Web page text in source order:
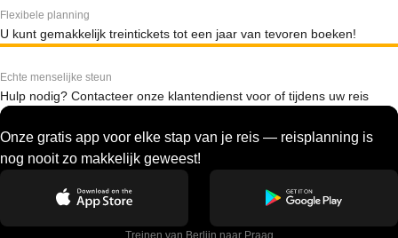
Flexibele planning
U kunt gemakkelijk treintickets tot een jaar van tevoren boeken!
Echte menselijke steun
Hulp nodig? Contacteer onze klantendienst voor of tijdens uw reis
Onze gratis app voor elke stap van je reis — reisplanning is
nog nooit zo makkelijk geweest!
Treinen van Berlijn naar Praag